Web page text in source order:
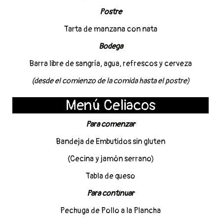
Postre
Tarta de manzana con nata
Bodega
Barra libre de sangría, agua, refrescos y cerveza
(desde el comienzo de la comida hasta el postre)
Menú Celiacos
Para comenzar
Bandeja de Embutidos sin gluten
(Cecina y jamón serrano)
Tabla de queso
Para continuar
Pechuga de Pollo a la Plancha